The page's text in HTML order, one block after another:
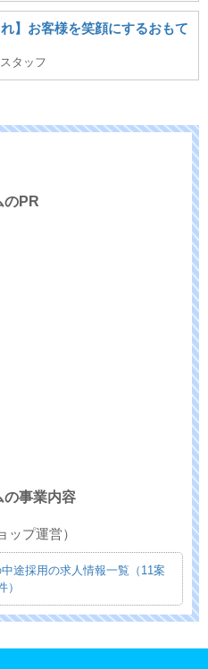
】お客様を笑顔にするおもて
タッフ
のPR
の事業内容
ップ運営）
途採用の求人情報一覧（11案
）